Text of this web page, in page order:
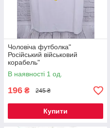
Чоловіча футболка"
Російський військовий
корабель"
В наявності 1 од.
196 ₴ 245 ₴
Купити